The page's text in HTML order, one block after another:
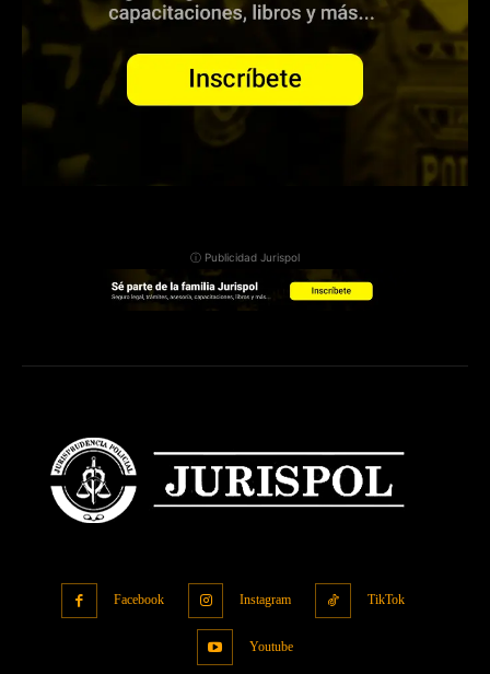
ⓘ Publicidad Jurispol
Facebook Instagram TikTok
Youtube